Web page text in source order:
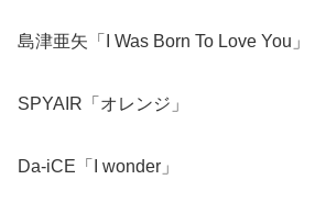
島津亜矢「I Was Born To Love You」
SPYAIR「オレンジ」
Da-iCE「I wonder」